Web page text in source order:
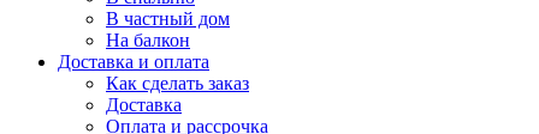
В частный дом
На балкон
Доставка и оплата
Как сделать заказ
Доставка
Оплата и рассрочка